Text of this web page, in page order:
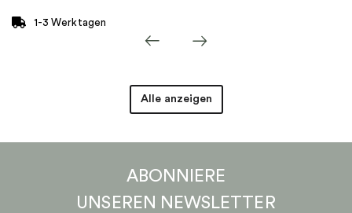
1-3 Werktagen
Alle anzeigen
ABONNIERE
UNSEREN NEWSLETTER